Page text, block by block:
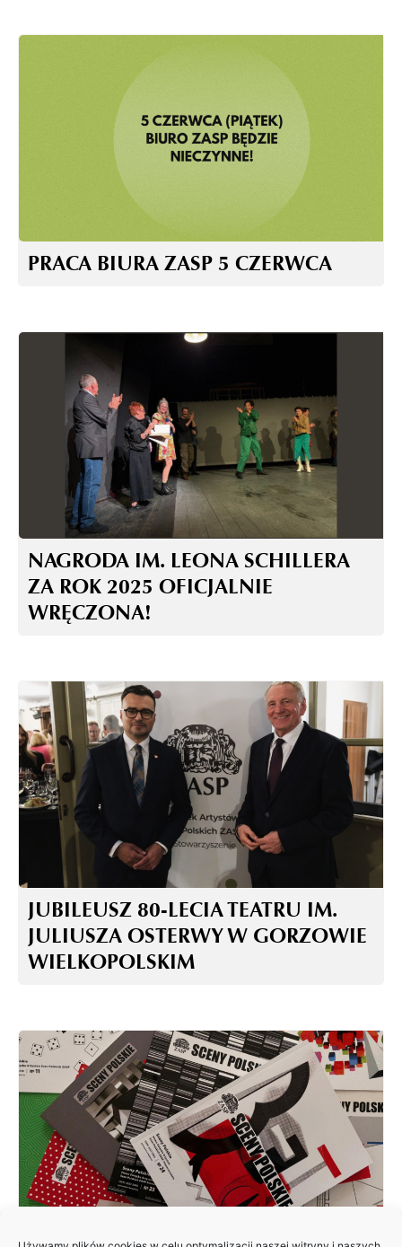
PRACA BIURA ZASP 5 CZERWCA
NAGRODA IM. LEONA SCHILLERA
ZA ROK 2025 OFICJALNIE
WRĘCZONA!
JUBILEUSZ 80-LECIA TEATRU IM.
JULIUSZA OSTERWY W GORZOWIE
WIELKOPOLSKIM